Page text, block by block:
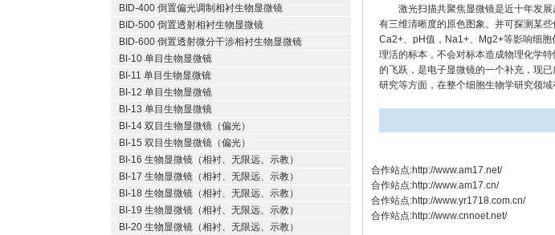
BID-400 倒置偏光调制相衬生物显微镜
BID-500 倒置透射相衬生物显微镜
BID-600 倒置透射微分干涉相衬生物显微镜
BI-10 单目生物显微镜
BI-11 单目生物显微镜
BI-12 单目生物显微镜
BI-13 单目生物显微镜
BI-14 双目生物显微镜（偏光）
BI-15 双目生物显微镜（偏光）
BI-16 生物显微镜（相衬、无限远、示教）
BI-17 生物显微镜（相衬、无限远、示教）
BI-18 生物显微镜（相衬、无限远、示教）
BI-19 生物显微镜（相衬、无限远、示教）
BI-20 生物显微镜（相衬、无限远、示教）
激光扫描共聚焦显微镜是近十年发展
有三维清晰度的原色图象。并可探测某
Ca2+、pH值，Na1+、Mg2+等影响细
理活的标本，不会对标本造成物理化学
的飞跃，是电子显微镜的一个补充，现
研究等方面，在整个细胞生物学研究领域
合作站点:http://www.am17.net/
合作站点:http://www.am17.cn/
合作站点:http://www.yr1718.com.cn/
合作站点:http://www.cnnoet.net/